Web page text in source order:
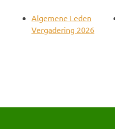
Algemene Leden
Vergadering 2026